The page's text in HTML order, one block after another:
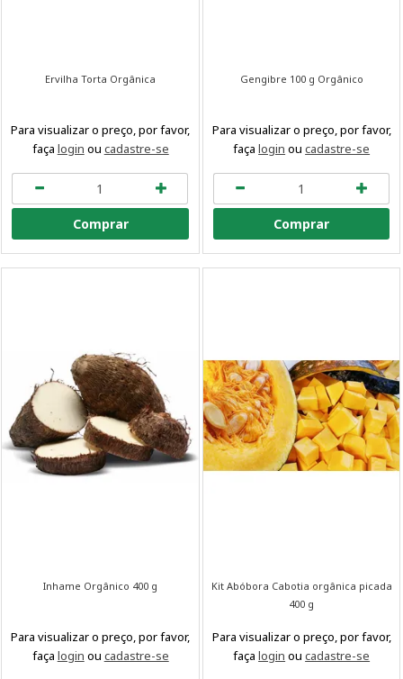
Ervilha Torta Orgânica
Para visualizar o preço, por favor,
faça login ou cadastre-se
Comprar
Gengibre 100 g Orgânico
Para visualizar o preço, por favor,
façalogin oucadastre-se
Comprar
Inhame Orgânico 400 g
Para visualizar o preço, por favor,
faça login ou cadastre-se
Kit Abóbora Cabotia orgânica picada
400 g
Para visualizar o preço, por favor,
façalogin oucadastre-se